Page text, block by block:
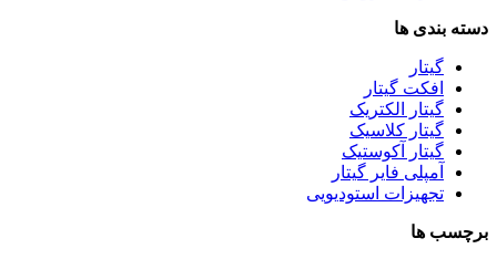
دسته بندی ها
گیتار
افکت گیتار
گیتار الکتریک
گیتار کلاسیک
گیتار آکوستیک
آمپلی فایر گیتار
تجهیزات استودیویی
برچسب ها